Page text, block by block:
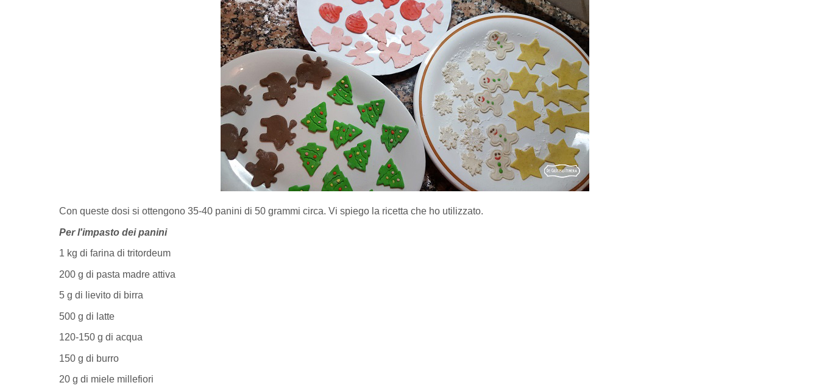
Con queste dosi si ottengono 35-40 panini di 50 grammi circa. Vi spiego la ricetta che ho utilizzato.
Per l'impasto dei panini
1 kg di farina di tritordeum
200 g di pasta madre attiva
5 g di lievito di birra
500 g di latte
120-150 g di acqua
150 g di burro
20 g di miele millefiori